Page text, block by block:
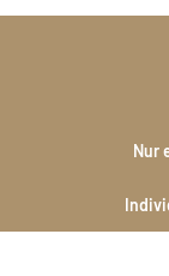
uns fehlen.
mit Sophie
Nur